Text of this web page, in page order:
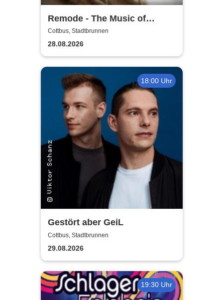
Remode - The Music of
Depeche Mode
Cottbus, Stadtbrunnen
28.08.2026
18:00 Uhr
Gestört aber GeiL
Cottbus, Stadtbrunnen
29.08.2026
19:30 Uhr